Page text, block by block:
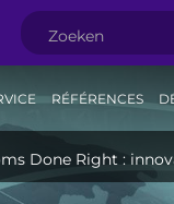
RÉFÉRENCES
Done Right :